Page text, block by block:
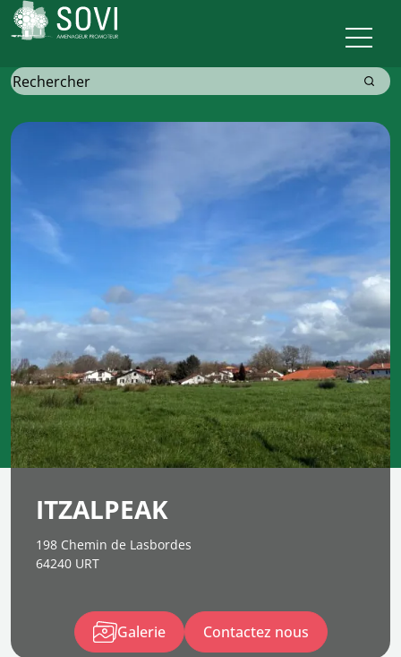
Recherche
pour:
ITZALPEAK
198 Chemin de Lasbordes
64240 URT
Galerie Contactez nous